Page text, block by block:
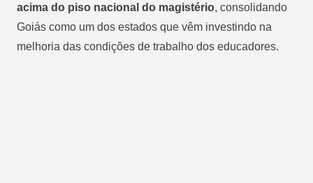
acima do piso nacional do magistério, consolidando
Goiás como um dos estados que vêm investindo na
melhoria das condições de trabalho dos educadores.